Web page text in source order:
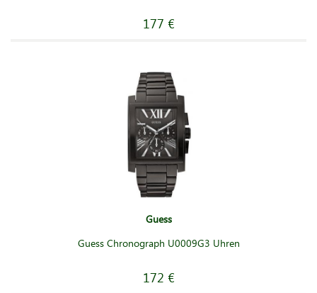
177 €
Guess
Guess Chronograph U0009G3 Uhren
172 €